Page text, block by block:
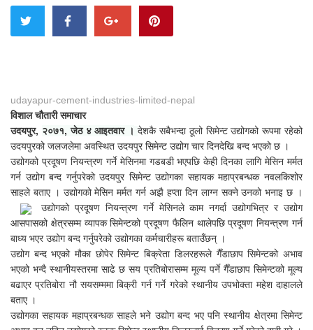
udayapur-cement-industries-limited-nepal
विशाल चौतारी समाचार
उदयपुर, २०७१, जेठ ४ आइतवार । देशकै सबैभन्दा ठूलो सिमेन्ट उद्योगको रूपमा रहेको
उदयपुरको जलजलेमा अवस्थित उदयपुर सिमेन्ट उद्योग चार दिनदेखि बन्द भएको छ ।
उद्योगको प्रदूषण नियन्त्रण गर्ने मेसिनमा गडबडी भएपछि केही दिनका लागि मेसिन मर्मत
गर्न उद्योग बन्द गर्नुपरेको उदयपुर सिमेन्ट उद्योगका सहायक महाप्रबन्धक नवलकिशोर
साहले बताए । उद्योगको मेसिन मर्मत गर्न अझै हप्ता दिन लाग्न सक्ने उनको भनाइ छ ।
उद्योगको प्रदूषण नियन्त्रण गर्ने मेसिनले काम नगर्दा उद्योगभित्र र उद्योग
आसपासको क्षेत्रसम्म व्यापक सिमेन्टको प्रदूषण फैलिन थालेपछि प्रदूषण नियन्त्रण गर्न
बाध्य भएर उद्योग बन्द गर्नुपरेको उद्योगका कर्मचारीहरू बताउँछन् ।
उद्योग बन्द भएको मौका छोपेर सिमेन्ट बिक्रेता डिलरहरूले गैँडाछाप सिमेन्टको अभाव
भएको भन्दै स्थानीयस्तरमा साढे छ सय प्रतिबोरासम्म मूल्य पर्ने गैँडाछाप सिमेन्टको मूल्य
बढाएर प्रतिबोरा नौ सयसम्ममा बिक्री गर्न गर्ने गरेको स्थानीय उपभोक्ता महेश दाहालले
बताए ।
उद्योगका सहायक महाप्रबन्धक साहले भने उद्योग बन्द भए पनि स्थानीय क्षेत्रमा सिमेन्ट